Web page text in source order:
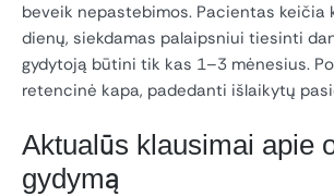
beveik nepastebimos. Pacientas keičia
dienų, siekdamas palaipsniui tiesinti
gydytoją būtini tik kas 1–3 mėnesius.
retencinė kapa, padedanti išlaikytų
Aktualūs klausimai apie
gydymą